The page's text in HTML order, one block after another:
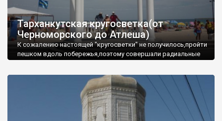
Тарханкутская кругосветка(от
Черноморского до Атлеша)
К сожалению настоящей "кругосветки" не получилось,пройти
пешком вдоль побережья,поэтому совершали радиальные